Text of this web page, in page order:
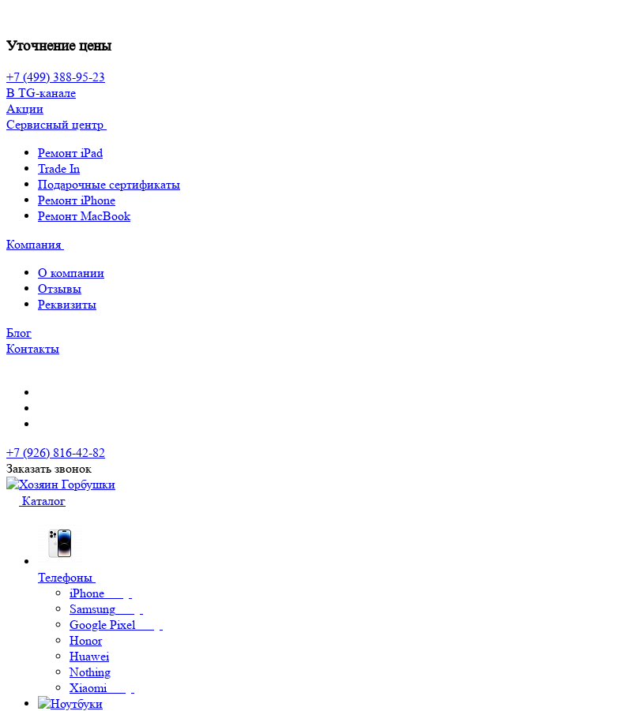
Уточнение цены
+7 (499) 388-95-23
В TG-канале
Акции
Сервисный центр
Ремонт iPad
Trade In
Подарочные сертификаты
Ремонт iPhone
Ремонт MacBook
Компания
О компании
Отзывы
Реквизиты
Блог
Контакты
+7 (926) 816-42-82
Заказать звонок
Каталог
Телефоны
iPhone
Samsung
Google Pixel
Honor
Huawei
Nothing
Xiaomi